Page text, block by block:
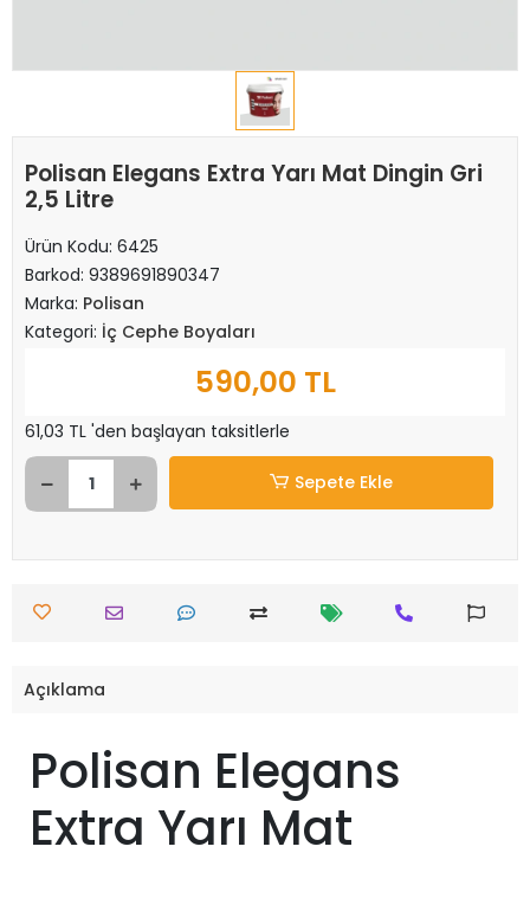
Polisan Elegans Extra Yarı Mat Dingin Gri
2,5 Litre
Ürün Kodu: 6425
Barkod: 9389691890347
Marka: Polisan
Kategori: İç Cephe Boyaları
590,00 TL
61,03 TL 'den başlayan taksitlerle
Sepete Ekle
Açıklama
Polisan Elegans
Extra Yarı Mat